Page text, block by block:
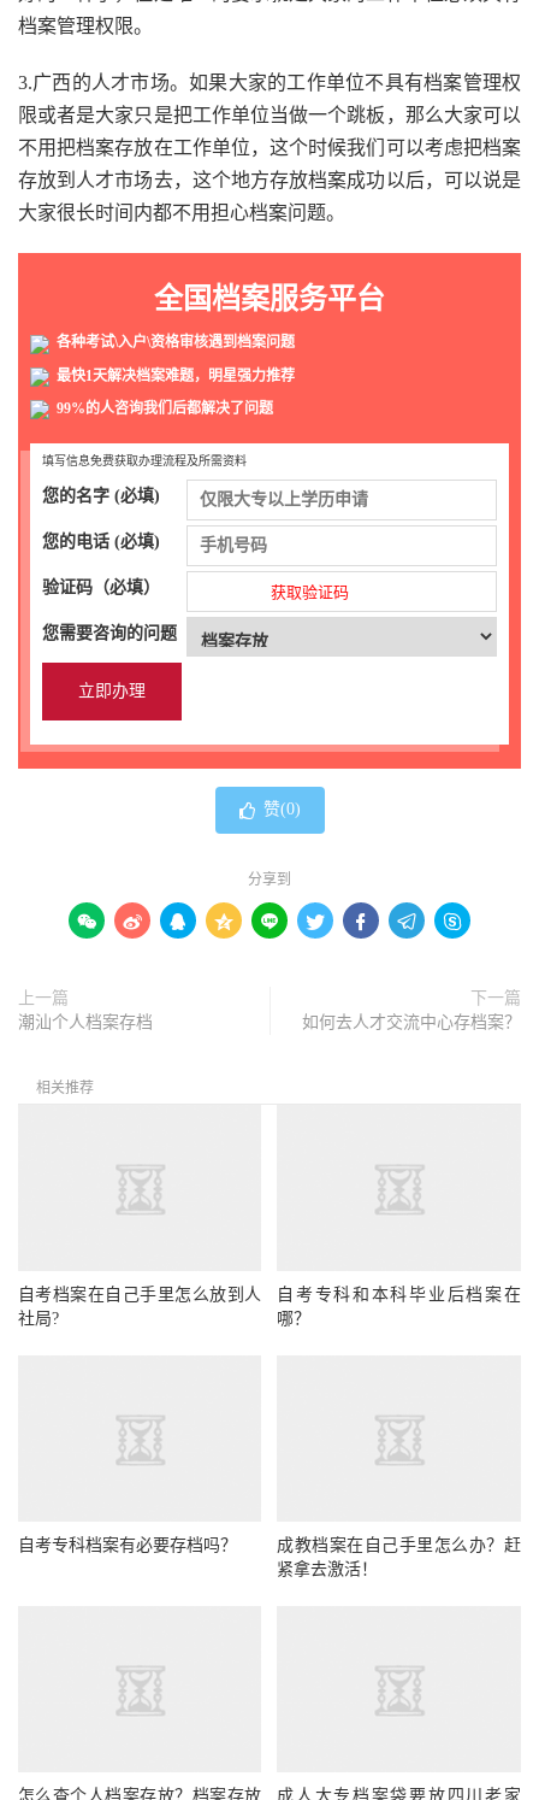
档案管理权限。
3.广西的人才市场。如果大家的工作单位不具有档案管理权
限或者是大家只是把工作单位当做一个跳板，那么大家可以
不用把档案存放在工作单位，这个时候我们可以考虑把档案
存放到人才市场去，这个地方存放档案成功以后，可以说是
大家很长时间内都不用担心档案问题。
全国档案服务平台
各种考试\入户\资格审核遇到档案问题
最快1天解决档案难题，明星强力推荐
99%的人咨询我们后都解决了问题
填写信息免费获取办理流程及所需资料
您的名字 (必填)
您的电话 (必填)
验证码（必填） 获取验证码
您需要咨询的问题
赞(0)
分享到
        
上一篇
潮汕个人档案存档
下一篇
如何去人才交流中心存档案？
相关推荐
自考档案在自己手里怎么放到人
社局?
自考专科和本科毕业后档案在
哪？
自考专科档案有必要存档吗？
成教档案在自己手里怎么办？赶
紧拿去激活！
怎么查个人档案存放？档案存放
成人大专档案袋要放四川老家